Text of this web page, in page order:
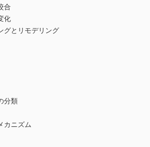
合
化
グとリモデリング
分類
カニズム